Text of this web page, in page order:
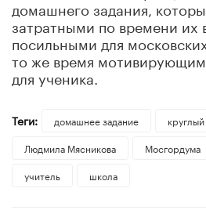
домашнего задания,
затратными по времени их
посильными для
то же время
для ученика.
Теги: домашнее задание
Людмила Мясникова
Мосгордума
учитель
школа